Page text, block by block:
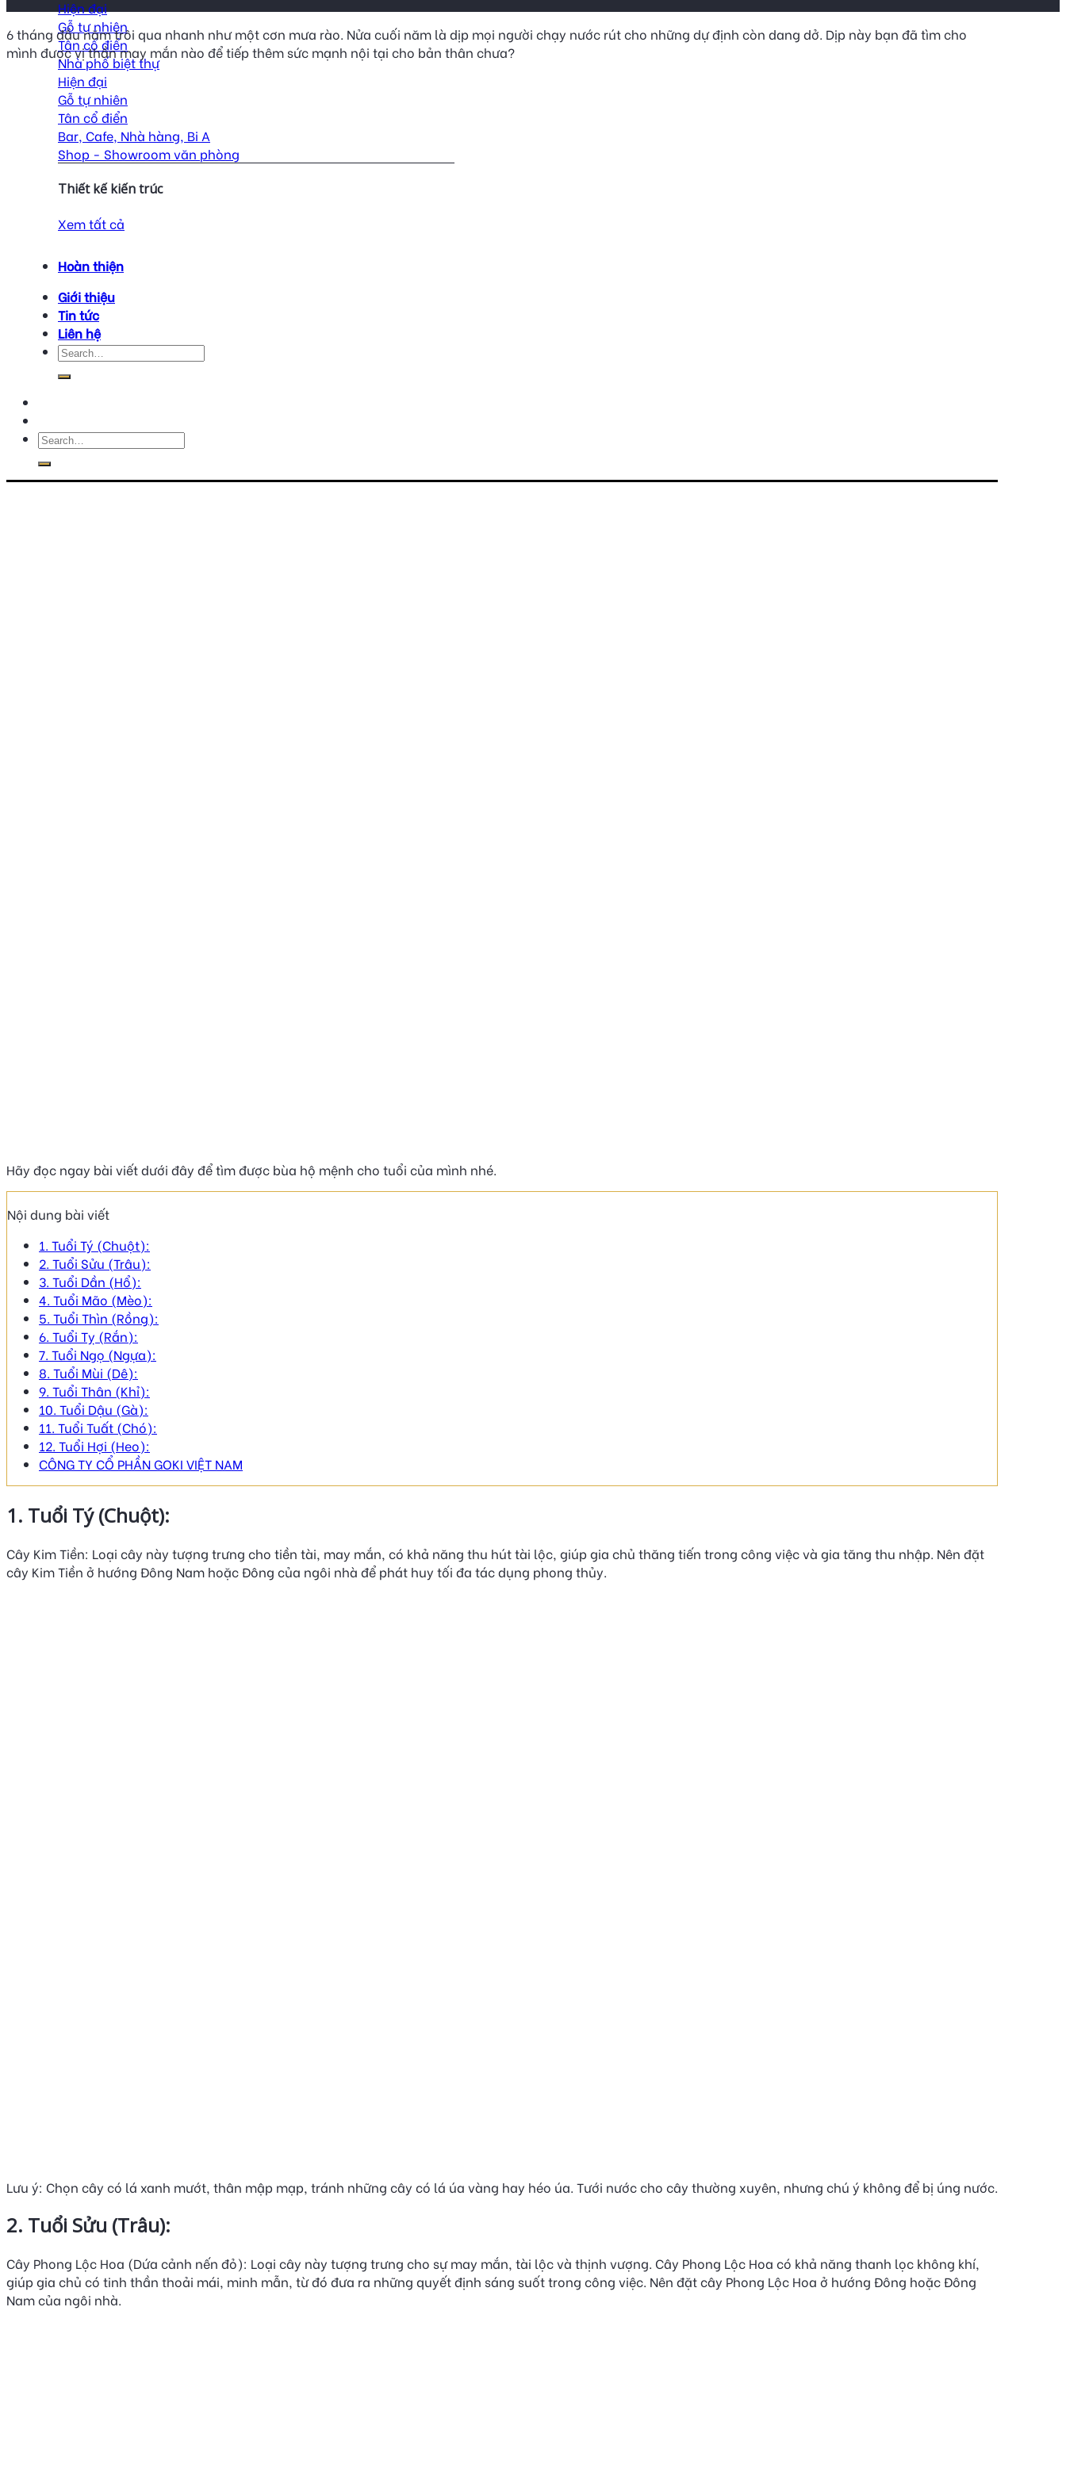
Hiện đại
Gỗ tự nhiên
Tân cổ điển
Nhà phố biệt thự
Hiện đại
Gỗ tự nhiên
Tân cổ điển
Bar, Cafe, Nhà hàng, Bi A
Shop - Showroom văn phòng
Thiết kế kiến trúc
Xem tất cả
Hoàn thiện
Giới thiệu
Tin tức
Liên hệ
6 tháng đầu năm trôi qua nhanh như một cơn mưa rào. Nửa cuối năm là dịp mọi người chạy nước rút cho những dự định còn dang dở. Dịp này bạn đã tìm cho
mình được vị thần may mắn nào để tiếp thêm sức mạnh nội tại cho bản thân chưa?
Hãy đọc ngay bài viết dưới đây để tìm được bùa hộ mệnh cho tuổi của mình nhé.
Nội dung bài viết
1. Tuổi Tý (Chuột):
2. Tuổi Sửu (Trâu):
3. Tuổi Dần (Hổ):
4. Tuổi Mão (Mèo):
5. Tuổi Thìn (Rồng):
6. Tuổi Tỵ (Rắn):
7. Tuổi Ngọ (Ngựa):
8. Tuổi Mùi (Dê):
9. Tuổi Thân (Khỉ):
10. Tuổi Dậu (Gà):
11. Tuổi Tuất (Chó):
12. Tuổi Hợi (Heo):
CÔNG TY CỔ PHẦN GOKI VIỆT NAM
1. Tuổi Tý (Chuột):
Cây Kim Tiền: Loại cây này tượng trưng cho tiền tài, may mắn, có khả năng thu hút tài lộc, giúp gia chủ thăng tiến trong công việc và gia tăng thu nhập. Nên đặt
cây Kim Tiền ở hướng Đông Nam hoặc Đông của ngôi nhà để phát huy tối đa tác dụng phong thủy.
Lưu ý: Chọn cây có lá xanh mướt, thân mập mạp, tránh những cây có lá úa vàng hay héo úa. Tưới nước cho cây thường xuyên, nhưng chú ý không để bị úng nước.
2. Tuổi Sửu (Trâu):
Cây Phong Lộc Hoa (Dứa cảnh nến đỏ): Loại cây này tượng trưng cho sự may mắn, tài lộc và thịnh vượng. Cây Phong Lộc Hoa có khả năng thanh lọc không khí,
giúp gia chủ có tinh thần thoải mái, minh mẫn, từ đó đưa ra những quyết định sáng suốt trong công việc. Nên đặt cây Phong Lộc Hoa ở hướng Đông hoặc Đông
Nam của ngôi nhà.